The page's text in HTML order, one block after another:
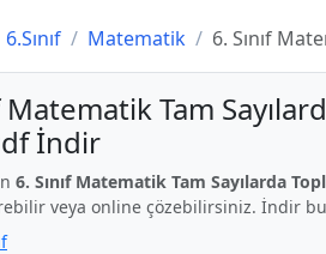
6.Sınıf Matematik 6. Sınıf
Matematik Tam
İndir
6. Sınıf Matematik Tam Sayılarda
veya online çözebilirsiniz. İndir